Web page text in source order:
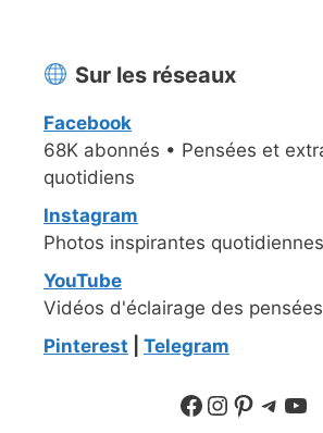
Sur les réseaux
Facebook
68K abonnés • Pensées et
quotidiens
Instagram
Photos inspirantes quotidiennes
YouTube
Vidéos d'éclairage des pensées
Pinterest
Telegram
Suivre sur Facebook
Suivre sur Instagram
Sur